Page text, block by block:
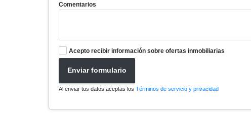
Comentarios
Acepto recibir información sobre ofertas inmobiliarias
Enviar formulario
Al enviar tus datos aceptas los Términos de servicio y privacidad